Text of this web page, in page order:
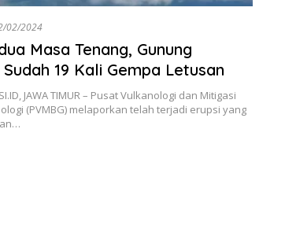
02/2024
Masa Tenang, Gunung
19 Kali Gempa Letusan
JAWA TIMUR – Pusat Vulkanologi dan Mitigasi
(PVMBG) melaporkan telah terjadi erupsi yang